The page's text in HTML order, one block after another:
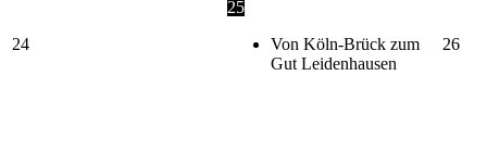
24
25
Von Köln-Brück zum
Gut Leidenhausen
26